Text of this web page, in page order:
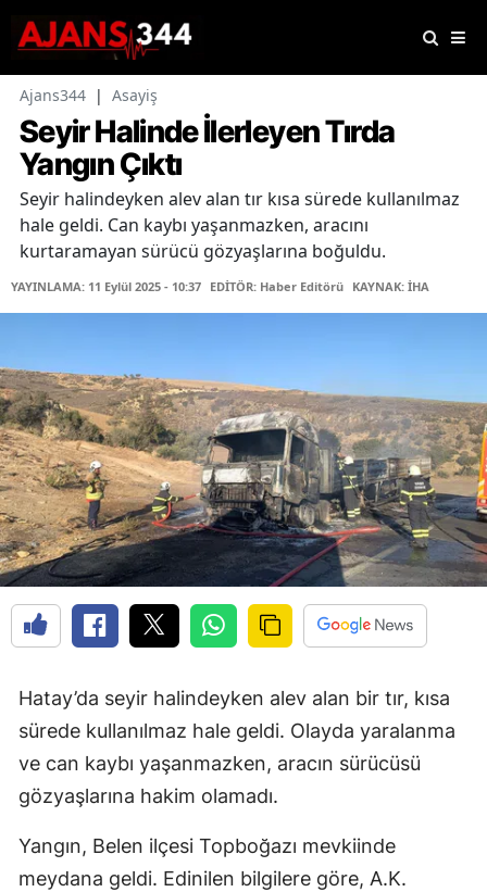
Ajans344 | Asayiş
Seyir Halinde İlerleyen Tırda
Yangın Çıktı
Seyir halindeyken alev alan tır kısa sürede kullanılmaz
hale geldi. Can kaybı yaşanmazken, aracını
kurtaramayan sürücü gözyaşlarına boğuldu.
YAYINLAMA: 11 Eylül 2025 - 10:37 EDİTÖR: Haber Editörü KAYNAK: İHA
Hatay’da seyir halindeyken alev alan bir tır, kısa
sürede kullanılmaz hale geldi. Olayda yaralanma
ve can kaybı yaşanmazken, aracın sürücüsü
gözyaşlarına hakim olamadı.
Yangın, Belen ilçesi Topboğazı mevkiinde
meydana geldi. Edinilen bilgilere göre, A.K.